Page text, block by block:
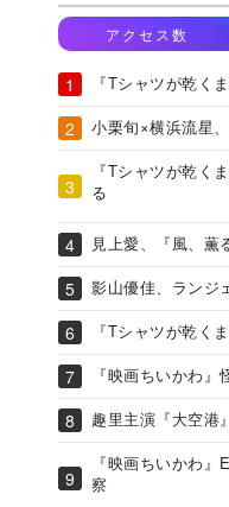
アクセス数
『Tシャツが乾く
小栗旬×横浜流星
『Tシャツが乾く
る
見上愛、『風、薫
影山優佳、ランジ
『Tシャツが乾く
『映画ちいかわ
趣里主演『大空港
『映画ちいかわ
察